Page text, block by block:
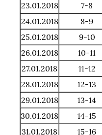
23.01.2018
7-8
24.01.2018
8-9
25.01.2018
9-10
26.01.2018
10-11
27.01.2018
11-12
28.01.2018
12-13
29.01.2018
13-14
30.01.2018
14-15
31.01.2018
15-16